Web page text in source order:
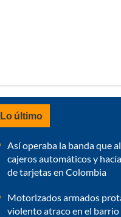
Lo último
Así operaba la banda que
cajeros automáticos y
de tarjetas en Colombia
Motorizados armados
violento atraco en el barrio